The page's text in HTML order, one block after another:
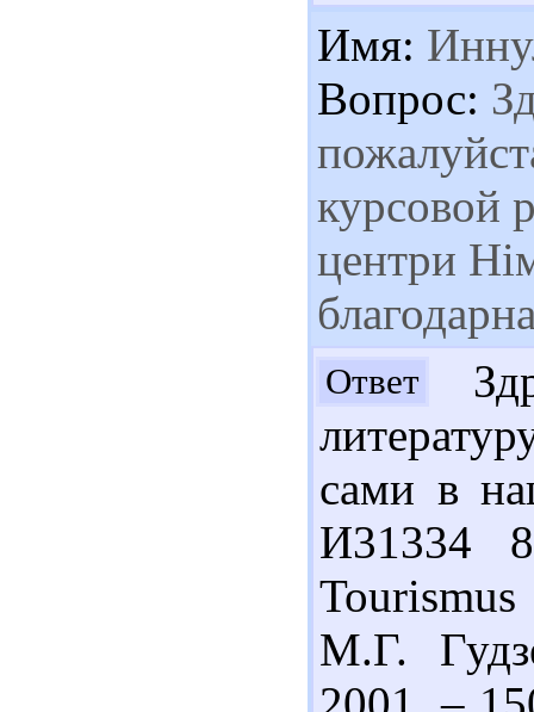
Имя:
Вопрос:
курсовой
центри
Ответ
сами в
И31334
М.Г.